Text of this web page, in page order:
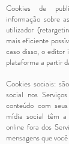
Cookies de
informação sobre
utilizador
mais eficiente
caso disso, o editor
plataforma a partir
Cookies sociais:
social nos
conteúdo com
mídia social têm a
online fora dos
mensagens que